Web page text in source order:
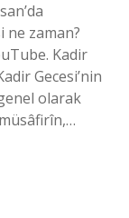
ne zaman?
Kadir
Gecesi’nin
olarak